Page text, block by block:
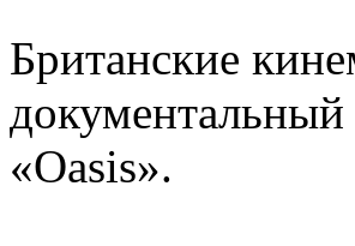
Британские
«Oasis».